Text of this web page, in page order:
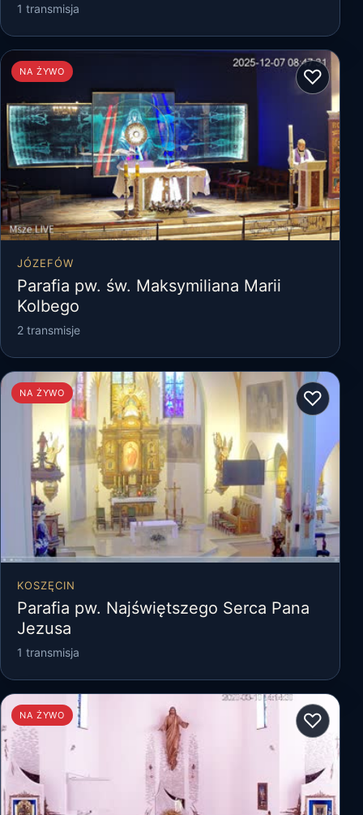
1 transmisja
NA ŻYWO ♡
JÓZEFÓW
Parafia pw. św. Maksymiliana Marii
Kolbego
2 transmisje
NA ŻYWO ♡
KOSZĘCIN
Parafia pw. Najświętszego Serca Pana
Jezusa
1 transmisja
NA ŻYWO ♡